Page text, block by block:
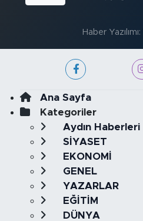
Haber Yazılımı:
Ana Sayfa
Kategoriler
Aydın Haberleri
SİYASET
EKONOMİ
GENEL
YAZARLAR
EĞİTİM
DÜNYA